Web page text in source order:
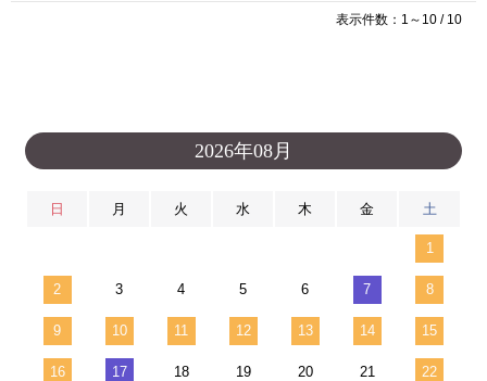
表示件数：1～10 / 10
2026年08月
日 月 火 水 木 金 土
1
2 3 4 5 6 7 8
9 10 11 12 13 14 15
16 17 18 19 20 21 22